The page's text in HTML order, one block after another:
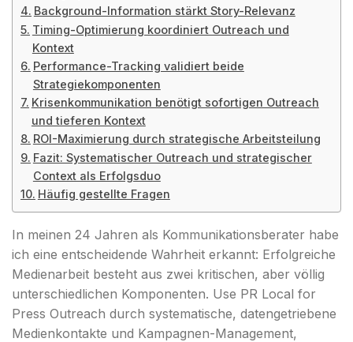
Background-Information stärkt Story-Relevanz
Timing-Optimierung koordiniert Outreach und
Kontext
Performance-Tracking validiert beide
Strategiekomponenten
Krisenkommunikation benötigt sofortigen Outreach
und tieferen Kontext
ROI-Maximierung durch strategische Arbeitsteilung
Fazit: Systematischer Outreach und strategischer
Context als Erfolgsduo
Häufig gestellte Fragen
In meinen 24 Jahren als Kommunikationsberater habe
ich eine entscheidende Wahrheit erkannt: Erfolgreiche
Medienarbeit besteht aus zwei kritischen, aber völlig
unterschiedlichen Komponenten. Use PR Local for
Press Outreach durch systematische, datengetriebene
Medienkontakte und Kampagnen-Management,